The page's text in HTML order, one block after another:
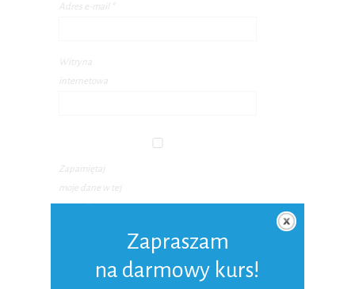
Adres e-mail
Witryna
internetowa
Zapamiętaj
moje dane w tej
przeglądarce
komentarzy.
Zapraszam
na darmowy kurs!